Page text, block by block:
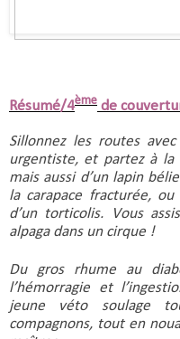
Résumé/4ème de
Sillonnez les routes
urgentiste, et partez à
mais aussi d’un lapin
la carapace fracturée,
d’un torticolis. Vous
alpaga dans un cirque !
Du gros rhume au
l’hémorragie et
jeune véto soulage
compagnons, tout en